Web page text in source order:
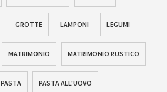
GROTTE LAMPONI LEGUMI
MATRIMONIO MATRIMONIO RUSTICO
PASTA PASTA ALL'UOVO